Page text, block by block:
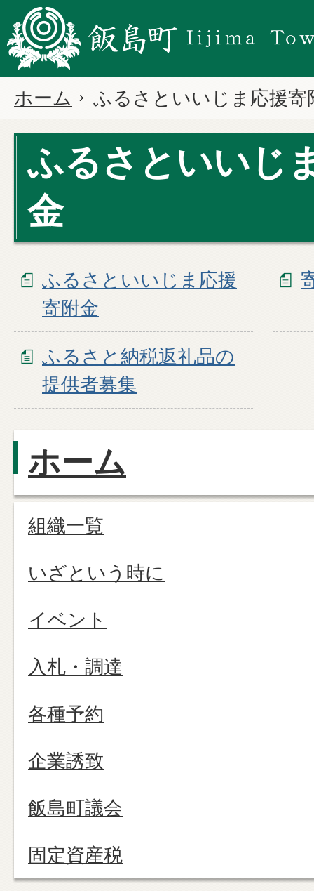
ホーム ふるさといいじま応援寄
ふるさといいじ
金
ふるさといいじま応援
寄附金
ふるさと納税返礼品の
提供者募集
ホーム
組織一覧
いざという時に
イベント
入札・調達
各種予約
企業誘致
飯島町議会
固定資産税